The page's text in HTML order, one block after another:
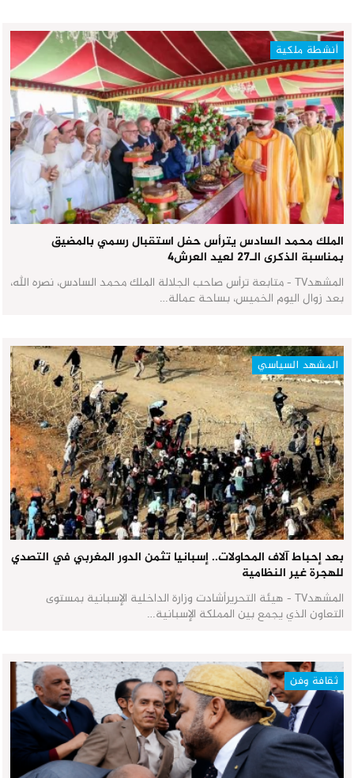
أنشطة ملكية
الملك محمد السادس يترأس حفل استقبال رسمي بالمضيق
بمناسبة الذكرى الـ27 لعيد العرش٤
المشهدTV - متابعة ترأس صاحب الجلالة الملك محمد السادس، نصره الله،
بعد زوال اليوم الخميس، بساحة عمالة…
المشهد السياسي
بعد إحباط آلاف المحاولات.. إسبانيا تثمن الدور المغربي في التصدي
للهجرة غير النظامية
المشهدTV - هيئة التحريرأشادت وزارة الداخلية الإسبانية بمستوى
التعاون الذي يجمع بين المملكة الإسبانية…
ثقافة وفن